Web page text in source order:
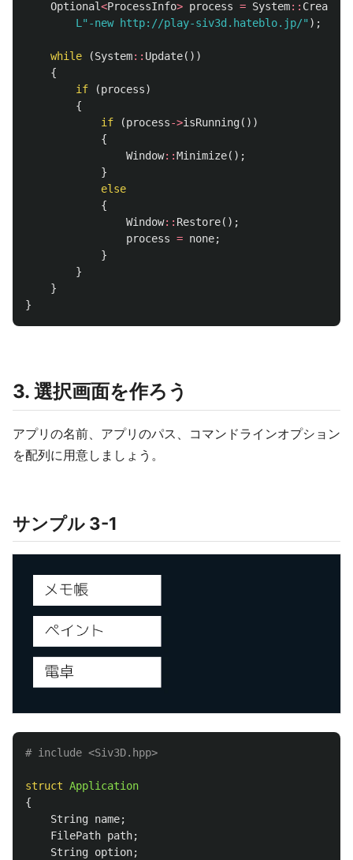
Optional<ProcessInfo> process = System::
L"-new http://play-siv3d.hateblo.jp/" );
while (System:: Update())
{
if
(process)
{
if
(process->isRunning())
{
Window::Minimize();
}
else
{
Window:: Restore();
process = none;
}
}
}
}
3. 選択画面を作ろう
アプリの名前、アプリのパス、コマンドラインオプション
を配列に用意しましょう。
サンプル 3-1
struct Application
{
String name;
FilePath path;
String option;